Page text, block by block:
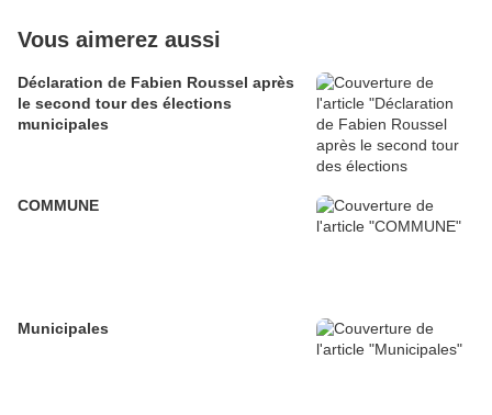
Vous aimerez aussi
Déclaration de Fabien Roussel après
le second tour des élections
municipales
COMMUNE
Municipales